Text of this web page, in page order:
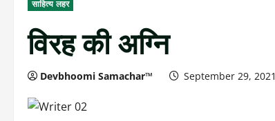
साहित्य लहर
विरह की अग्नि
Devbhoomi Samachar™ September 29, 2021